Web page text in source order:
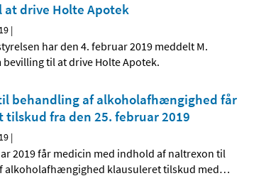
at drive Holte Apotek
|
har den 4. februar 2019 meddelt M.
bevilling til at drive Holte Apotek.
behandling af alkoholafhængighed får
tilskud fra den 25. februar 2019
|
2019 får medicin med indhold af naltrexon til
alkoholafhængighed klausuleret tilskud med…